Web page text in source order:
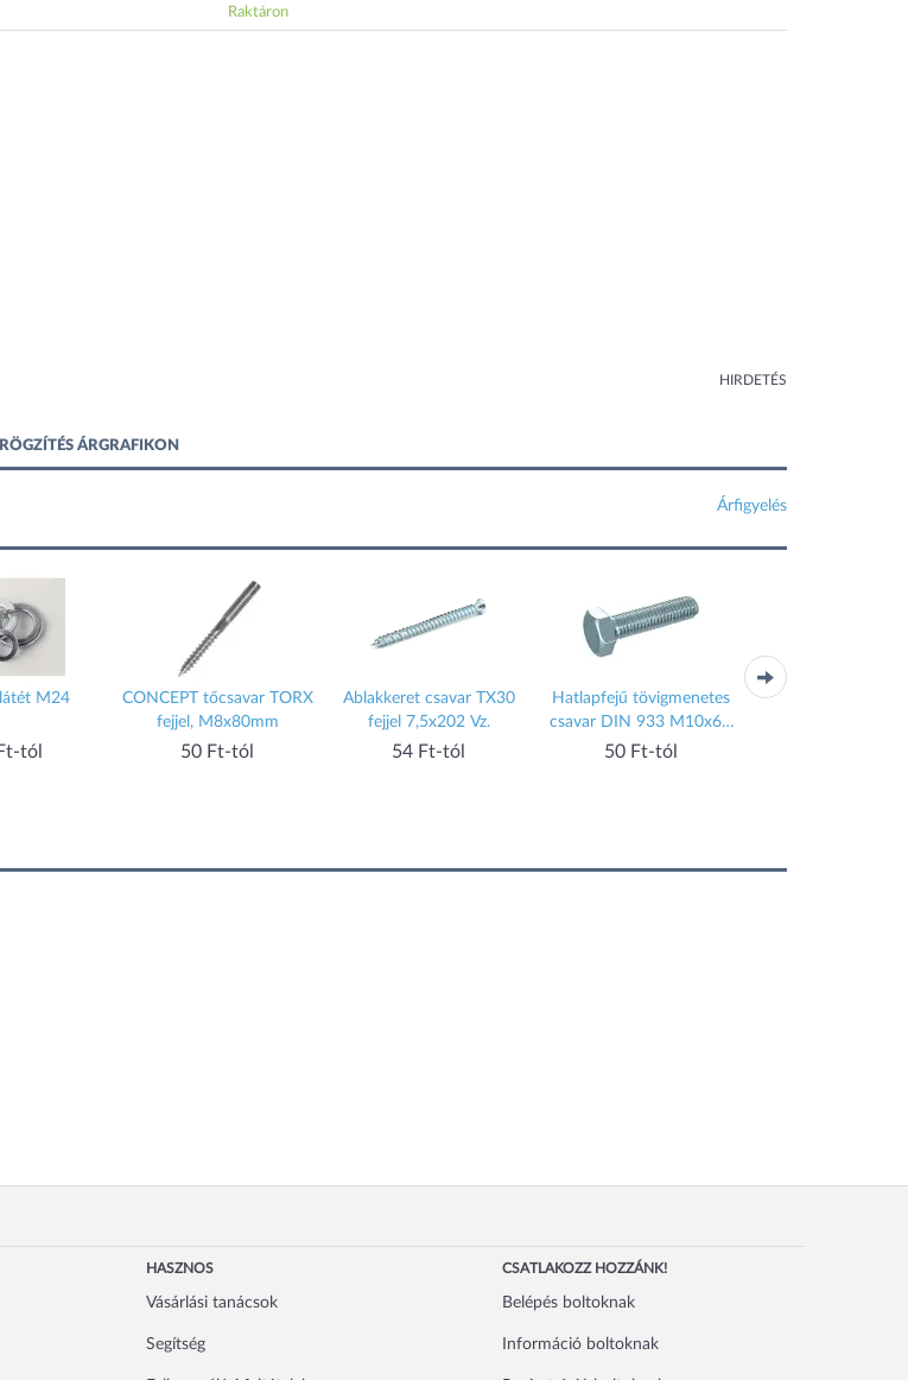
Raktáron
HIRDETÉS
ÁRGRAFIKON
Árfigyelés
M24
tól
CONCEPT tőcsavar TORX
fejjel, M8x80mm
50 Ft-tól
Ablakkeret csavar TX30
fejjel 7,5x202 Vz.
54 Ft-tól
Hatlapfejű tövigmenetes
csavar DIN 933 M10x60
5.8 Vz.
50 Ft-tól
HASZNOS
Vásárlási tanácsok
Segítség
CSATLAKOZZ HOZZÁNK!
Belépés boltoknak
Információ boltoknak